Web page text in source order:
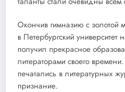
Окончив гимназию с
в Петербургский университет
получил прекрасное
литераторами своего
печатались в литературных
признание.